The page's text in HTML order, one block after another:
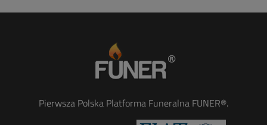
Pierwsza Polska Platforma Funeralna FUNER®.